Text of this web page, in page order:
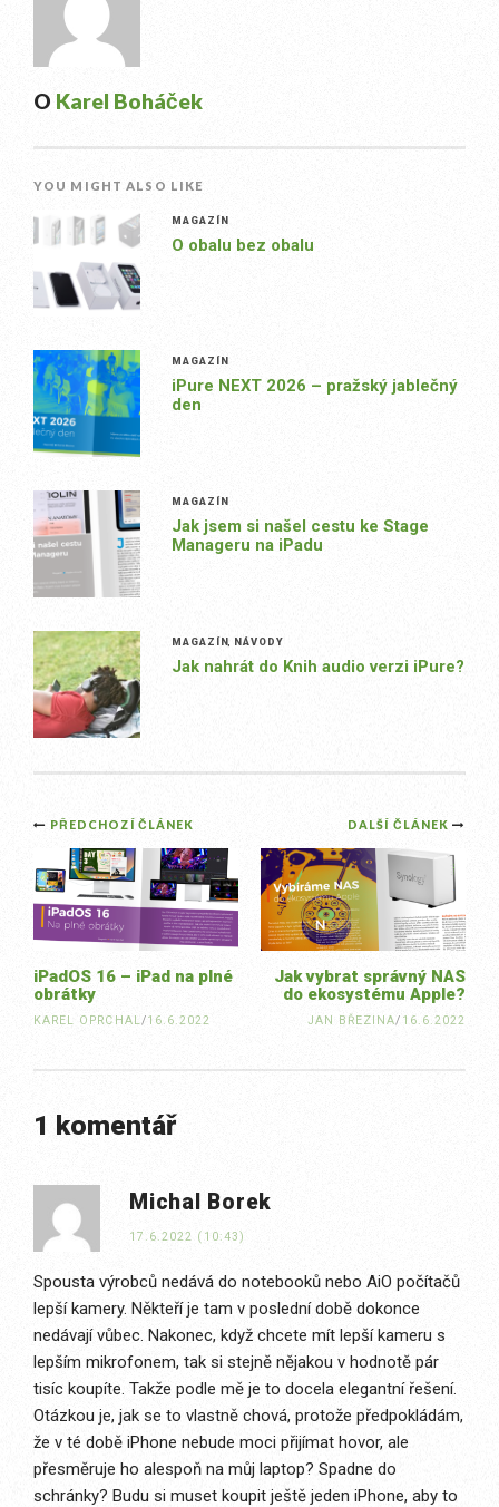
O Karel Boháček
YOU MIGHT ALSO LIKE
MAGAZÍN
O obalu bez obalu
MAGAZÍN
iPure NEXT 2026 – pražský jablečný
den
MAGAZÍN
Jak jsem si našel cestu ke Stage
Manageru na iPadu
MAGAZÍN NÁVODY
Jak nahrát do Knih audio verzi iPure?
Post
navigation
DALŠÍ ČLÁNEK
Jak vybrat správný NAS
do ekosystému Apple?
JAN BŘEZINA/ 16.6.2022
PŘEDCHOZÍ ČLÁNEK
iPadOS 16 – iPad na plné
obrátky
KAREL OPRCHAL/16.6.2022
1 komentář
Michal Borek
17.6.2022 (10:43)
Spousta výrobců nedává do notebooků nebo AiO počítačů
lepší kamery. Někteří je tam v poslední době dokonce
nedávají vůbec. Nakonec, když chcete mít lepší kameru s
lepším mikrofonem, tak si stejně nějakou v hodnotě pár
tisíc koupíte. Takže podle mě je to docela elegantní řešení.
Otázkou je, jak se to vlastně chová, protože předpokládám,
že v té době iPhone nebude moci přijímat hovor, ale
přesměruje ho alespoň na můj laptop? Spadne do
schránky? Budu si muset koupit ještě jeden iPhone, aby to